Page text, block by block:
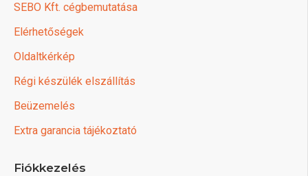
SEBO Kft. cégbemutatása
Elérhetőségek
Oldaltkérkép
Régi készülék elszállítás
Beüzemelés
Extra garancia tájékoztató
Fiókkezelés